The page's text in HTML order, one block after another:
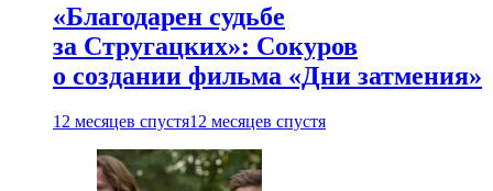
«Благодарен судьбе
за Стругацких»: Сокуров
о создании фильма «Дни затмения»
12 месяцев спустя12 месяцев спустя